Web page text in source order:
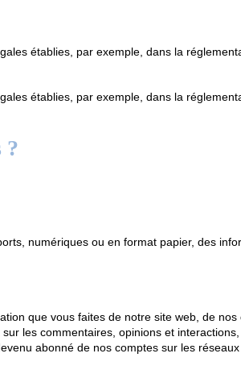
établies, par exemple, dans la
établies, par exemple, dans la
?
numériques ou en format papier, des
que vous faites de notre site web, de
les commentaires, opinions et
abonné de nos comptes sur les